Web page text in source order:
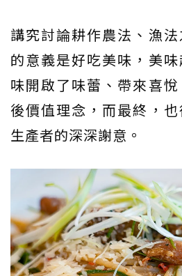
講究討論耕作農法、漁
的意義是好吃美味，美
味開啟了味蕾、帶來喜
後價值理念，而最終，
生產者的深深謝意。